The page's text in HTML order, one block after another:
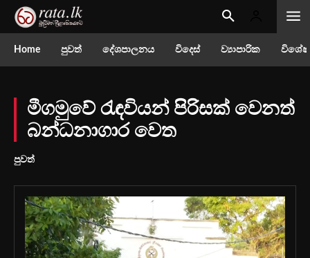
Home පුවත් දේශපාලනය විදෙස් ව්‍යාපාරික
මීගමුවේ රැඳවියන් පිරිසක් වෙනත්
බන්ධනාගාර වෙත
පුවත්